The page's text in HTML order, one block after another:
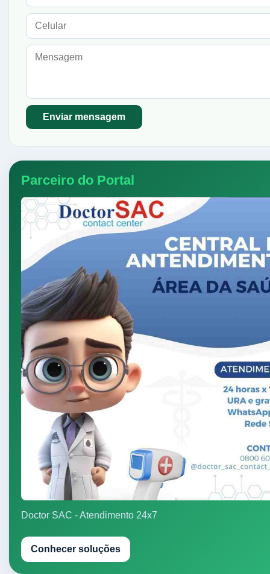
Parceiro do Portal
Doctor SAC - Atendimento 24x7
Conhecer soluções